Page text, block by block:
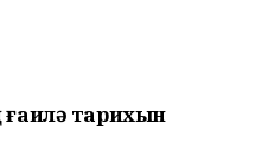
тарихын